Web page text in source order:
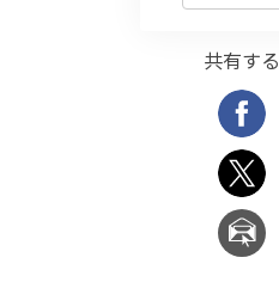
共有する